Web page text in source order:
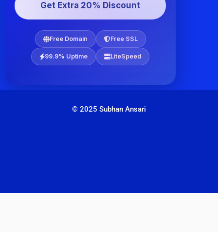
Get Extra 20% Discount
Free Domain Free SSL
99.9% Uptime LiteSpeed
© 2025 Subhan Ansari